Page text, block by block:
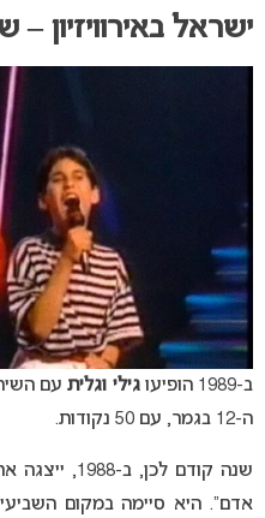
ישראל באירוויזיון –
ב-1989 הופיעו גילי וגליתעם השיר
ה-12 בגמר, עם 50 נקודות.
שנה קודם לכן, ב-1988, ייצגה את ישראל